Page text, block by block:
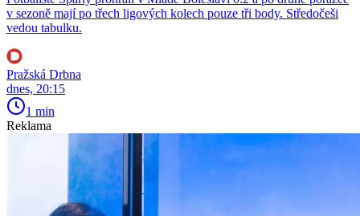
v sezoně mají po třech ligových kolech pouze tři body. Středočeši
vedou tabulku.
Pražská Drbna
dnes, 20:15
1 min
Reklama